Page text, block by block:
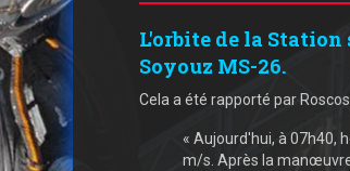
L'orbite de la
Soyouz MS-26.
Cela a été rapporté par
« Aujourd'hui, à 07h40,
m/s. Après la